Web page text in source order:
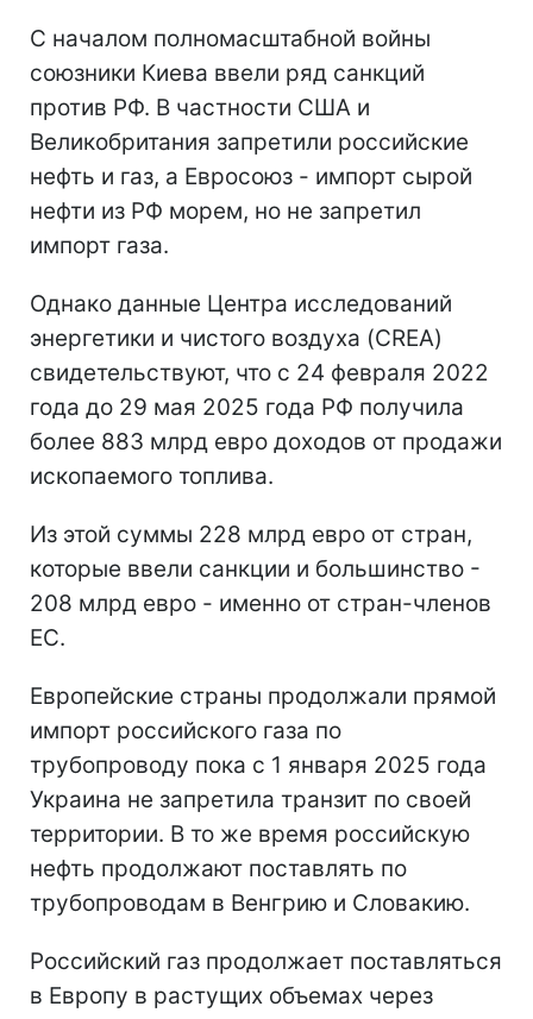
С началом полномасштабной войны
союзники Киева ввели ряд санкций
против РФ. В частности США и
Великобритания запретили российские
нефть и газ, а Евросоюз - импорт сырой
нефти из РФ морем, но не запретил
импорт газа.
Однако данные Центра исследований
энергетики и чистого воздуха (CREA)
свидетельствуют, что с 24 февраля 2022
года до 29 мая 2025 года РФ получила
более 883 млрд евро доходов от продажи
ископаемого топлива.
Из этой суммы 228 млрд евро от стран,
которые ввели санкции и большинство -
208 млрд евро - именно от стран-членов
ЕС.
Европейские страны продолжали прямой
импорт российского газа по
трубопроводу пока с 1 января 2025 года
Украина не запретила транзит по своей
территории. В то же время российскую
нефть продолжают поставлять по
трубопроводам в Венгрию и Словакию.
Российский газ продолжает поставляться
в Европу в растущих объемах через